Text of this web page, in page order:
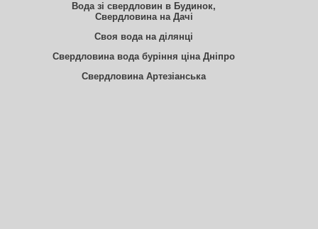
Вода зі свердловин в Будинок,
Свердловина на Дачі
Своя вода на ділянці
Свердловина вода буріння ціна Дніпро
Свердловина Артезіанська